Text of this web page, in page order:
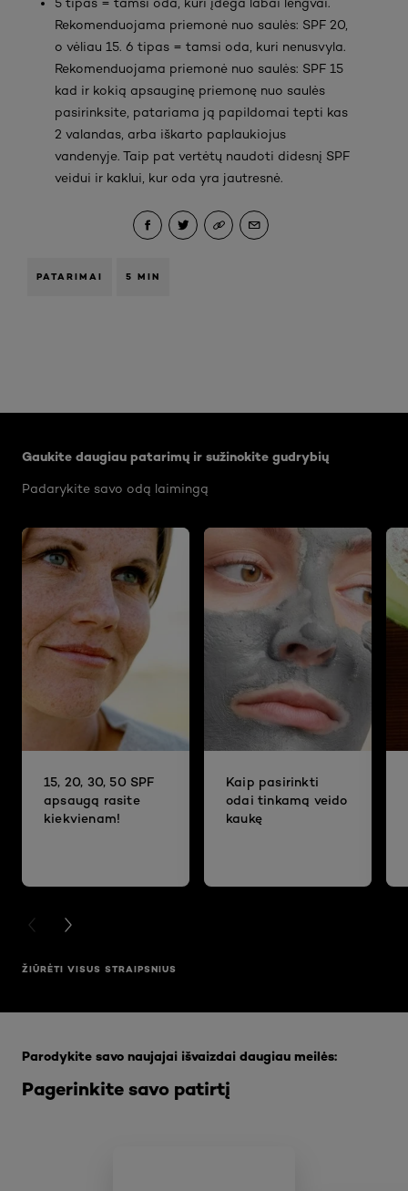
Rekomenduojama priemonė nuo saulės: SPF 20,
o vėliau 15. 6 tipas = tamsi oda, kuri nenusvyla.
Rekomenduojama priemonė nuo saulės: SPF 15
kad ir kokią apsauginę priemonę nuo saulės
pasirinksite, patariama ją papildomai tepti kas
2 valandas, arba iškarto paplaukiojus
vandenyje. Taip pat vertėtų naudoti didesnį SPF
veidui ir kaklui, kur oda yra jautresnė.
PATARIMAI 5 MIN
Gaukite daugiau patarimų ir sužinokite gudrybių
Padarykite savo odą laimingą
15, 20, 30, 50 SPF
apsaugą rasite
kiekvienam!
Kaip pasirinkti
odai tinkamą veido
kaukę
PREVIOUS CARD
NEXT CARD
ŽIŪRĖTI VISUS STRAIPSNIUS
Pagerinkite savo patirtį
Parodykite savo naujajai išvaizdai daugiau meilės: